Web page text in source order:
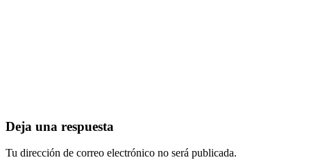
Deja una respuesta
Tu dirección de correo electrónico no será publicada.